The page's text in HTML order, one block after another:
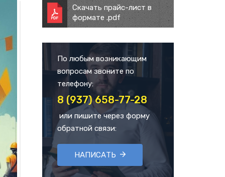
Скачать прайс-лист в
формате .pdf
По любым возникающим
вопросам звоните по
телефону:
8 (937) 658-77-28
или пишите через форму
обратной связи:
НАПИСАТЬ